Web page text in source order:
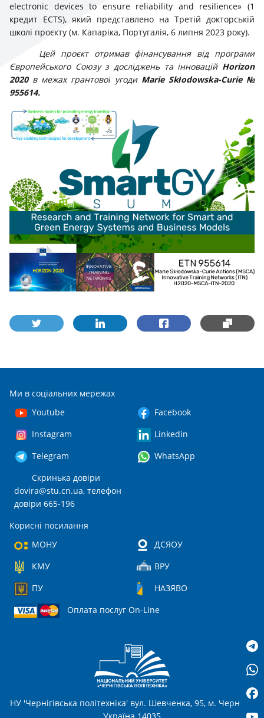
electronic devices to ensure reliability and resilience» (1
кредит ECTS), який представлено на Третій докторській
школі проєкту (м. Капаріка, Португалія, 6 липня 2023 року).
Цей проєкт отримав фінансування від програми
Європейського Союзу з досліджень та інновацій Horizon
2020в межах грантової угоди Marie Skłodowska-Curie №
955614.
Ми в соціальних мережах
Youtube
Facebook
Instagram
Linkedin
Telegram
WhatsApp
Скринька довіри
dovira@stu.cn.ua, телефон
довіри 665-196
Корисні посилання
МОНУ
ДСЯОУ
КМУ
ВРУ
ПУ
НАЗЯВО
Оплата послуг On-Line
НУ 'Чернігівська політехніка' вул. Шевченка, 95, м. Чернігів,
Україна 14035